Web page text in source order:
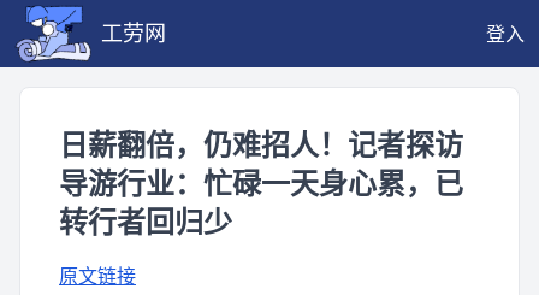
工劳网 登入
日薪翻倍，仍难招人！记者探访
导游行业：忙碌一天身心累，已
转行者回归少
原文链接